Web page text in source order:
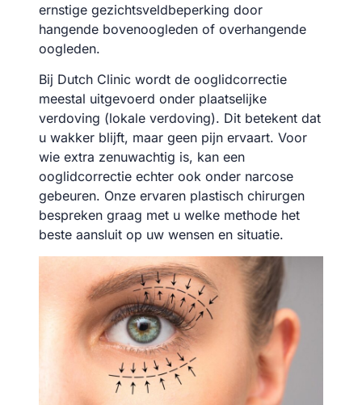
ernstige gezichtsveldbeperking door
hangende bovenoogleden of overhangende
oogleden.
Bij Dutch Clinic wordt de ooglidcorrectie
meestal uitgevoerd onder plaatselijke
verdoving (lokale verdoving). Dit betekent dat
u wakker blijft, maar geen pijn ervaart. Voor
wie extra zenuwachtig is, kan een
ooglidcorrectie echter ook onder narcose
gebeuren. Onze ervaren plastisch chirurgen
bespreken graag met u welke methode het
beste aansluit op uw wensen en situatie.